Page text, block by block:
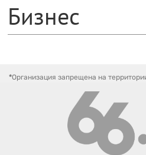
Бизнес
*Организация запрещена на